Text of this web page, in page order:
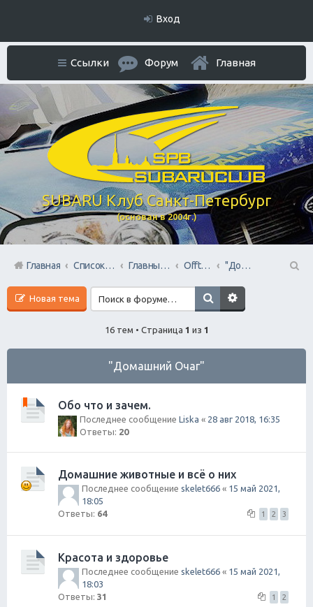
Вход
SUBARU Клуб Санкт-Петербург
(основан в 2004г.)
Ссылки Форум Главная
Главная Список форумов Главный раздел Offtop + Всяко-Разно
"Домашний Очаг"
Новая тема
16 тем • Страница 1 из 1
"Домашний Очаг"
Обо что и зачем.
Последнее сообщение Liska « 28 авг 2018, 16:35
Ответы: 20
Домашние животные и всё о них
Последнее сообщение skelet666 « 15 май 2021,
18:05
Ответы: 64 1 2 3
Красота и здоровье
Последнее сообщение skelet666 « 15 май 2021,
18:03
Ответы: 31 1 2